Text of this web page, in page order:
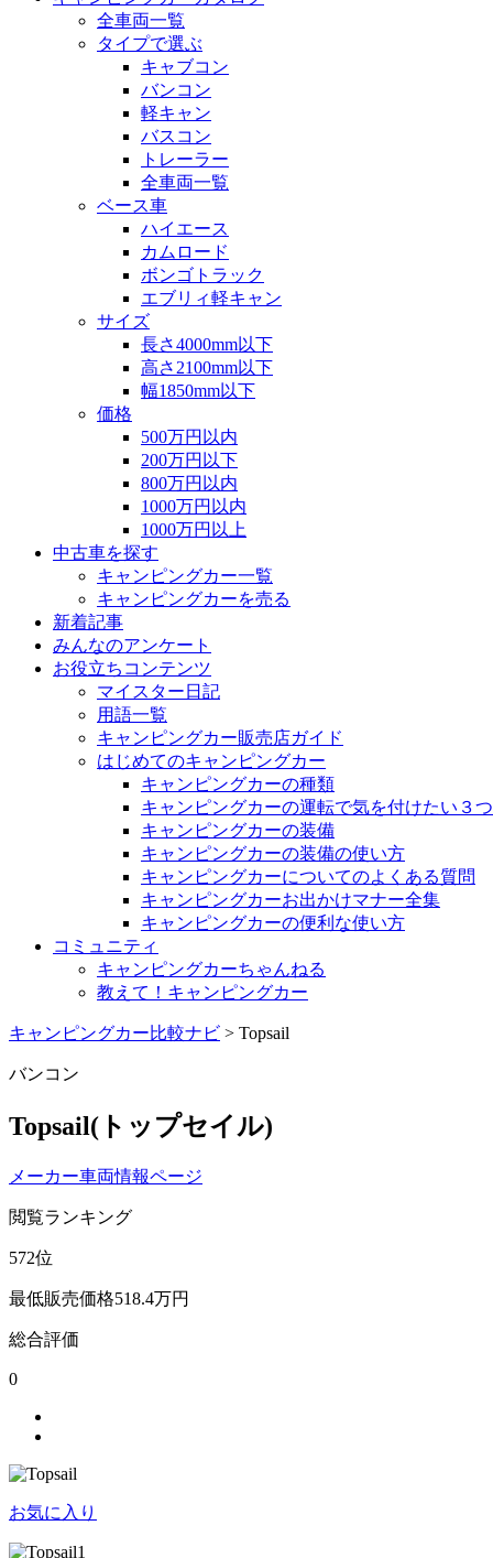
全車両一覧
タイプで選ぶ
キャブコン
バンコン
軽キャン
バスコン
トレーラー
全車両一覧
ベース車
ハイエース
カムロード
ボンゴトラック
エブリィ軽キャン
サイズ
長さ4000mm以下
高さ2100mm以下
幅1850mm以下
価格
500万円以内
200万円以下
800万円以内
1000万円以内
1000万円以上
中古車を探す
キャンピングカー一覧
キャンピングカーを売る
新着記事
みんなのアンケート
お役立ちコンテンツ
マイスター日記
用語一覧
キャンピングカー販売店ガイド
はじめてのキャンピングカー
キャンピングカーの種類
キャンピングカーの運転で気を付けたい３
キャンピングカーの装備
キャンピングカーの装備の使い方
キャンピングカーについてのよくある質問
キャンピングカーお出かけマナー全集
キャンピングカーの便利な使い方
コミュニティ
キャンピングカーちゃんねる
教えて！キャンピングカー
キャンピングカー比較ナビ > Topsail
バンコン
Topsail(トップセイル)
メーカー車両情報ページ
閲覧ランキング
572位
最低販売価格518.4万円
総合評価
0
お気に入り